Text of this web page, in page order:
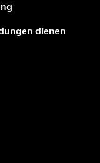
dienen